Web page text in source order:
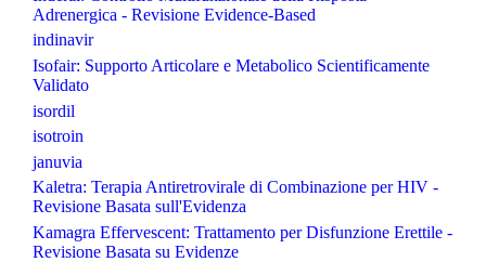
Adrenergica - Revisione Evidence-Based
indinavir
Isofair: Supporto Articolare e Metabolico Scientificamente
Validato
isordil
isotroin
januvia
Kaletra: Terapia Antiretrovirale di Combinazione per HIV -
Revisione Basata sull'Evidenza
Kamagra Effervescent: Trattamento per Disfunzione Erettile -
Revisione Basata su Evidenze